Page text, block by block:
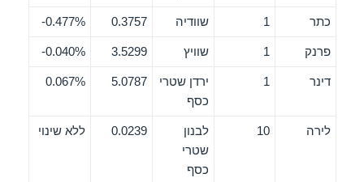
כתר 1 שוודיה 0.3757
0.477%-
פרנק 1 שוויץ 3.5299
0.040%-
דינר 1
ירדן שטרי
כסף
5.0787
0.067%
לירה 10
לבנון
שטרי
כסף
0.0239 ללא שינוי